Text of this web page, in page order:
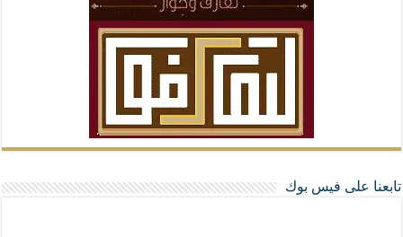
تابعنا على فيس بوك